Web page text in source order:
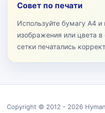
Совет по печати
Используйте бумагу A4
изображения или цвета в
сетки печатались
Copyright © 2012 - 2026